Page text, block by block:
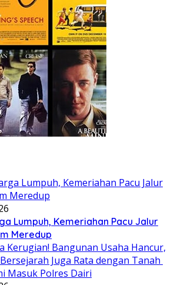
Lumpuh, Kemeriahan Pacu Jalur
Meredup